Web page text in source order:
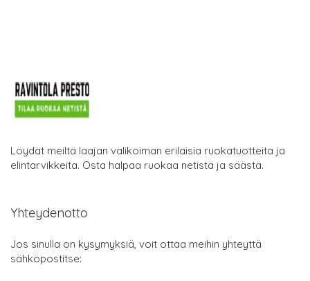
Löydät meiltä laajan valikoiman erilaisia ruokatuotteita ja
elintarvikkeita. Osta halpaa ruokaa netistä ja säästä.
Yhteydenotto
Jos sinulla on kysymyksiä, voit ottaa meihin yhteyttä
sähköpostitse: